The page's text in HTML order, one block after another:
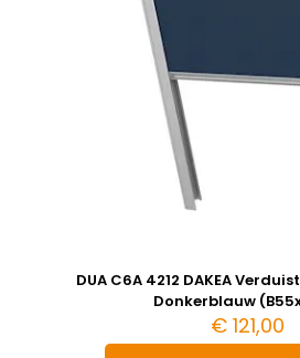
DUA C6A 4212 DAKEA
Donkerblauw
€121,00